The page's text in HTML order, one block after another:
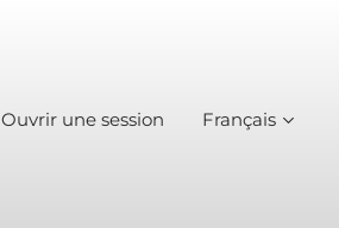
Ouvrir une session Français